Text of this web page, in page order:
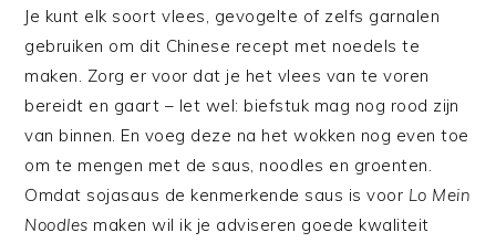
Je kunt elk soort vlees, gevogelte of zelfs garnalen
gebruiken om dit Chinese recept met noedels te
maken. Zorg er voor dat je het vlees van te voren
bereidt en gaart – let wel: biefstuk mag nog rood zijn
van binnen. En voeg deze na het wokken nog even toe
om te mengen met de saus, noodles en groenten.
Omdat sojasaus de kenmerkende saus is voor Lo Mein
Noodles maken wil ik je adviseren goede kwaliteit